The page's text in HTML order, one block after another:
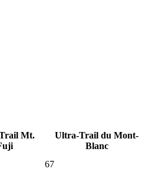
Mt.
Ultra-Trail du Mont-
Blanc
67